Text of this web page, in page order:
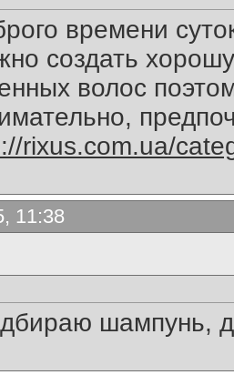
времени
создать
волос
rixus.com.ua/
11:38
шампунь,